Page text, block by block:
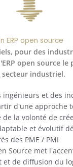
ERP open source
pour des
open source le
secteur industriel.
ingénieurs et des
d'une approche
de la volonté de
et évolutif
des PME / PMI
Source met
et de diffusion du